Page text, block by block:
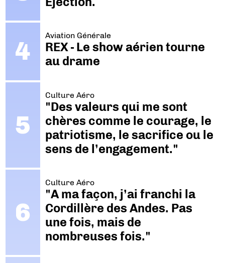
Aviation Générale
REX - Le show aérien tourne
au drame
Culture Aéro
"Des valeurs qui me sont
chères comme le courage, le
patriotisme, le sacrifice ou le
sens de l’engagement."
Culture Aéro
"A ma façon, j’ai franchi la
Cordillère des Andes. Pas
une fois, mais de
nombreuses fois."